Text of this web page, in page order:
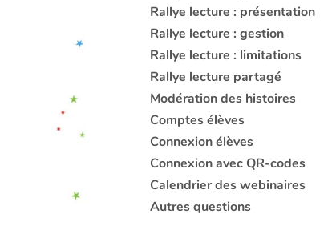
Rallye lecture : présentation
Rallye lecture : gestion
Rallye lecture : limitations
Rallye lecture partagé
Modération des histoires
Comptes élèves
Connexion élèves
Connexion avec QR-codes
Calendrier des webinaires
Autres questions